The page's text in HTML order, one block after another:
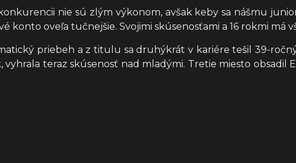
nie sú zlým výkonom, avšak keby sa nášmu
konto oveľa tučnejšie. Svojimi skúsenosťami a 16 rokmi má
priebeh a z titulu sa druhýkrát v kariére tešil 39-
vyhrala teraz skúsenosť nad mladými. Tretie miesto